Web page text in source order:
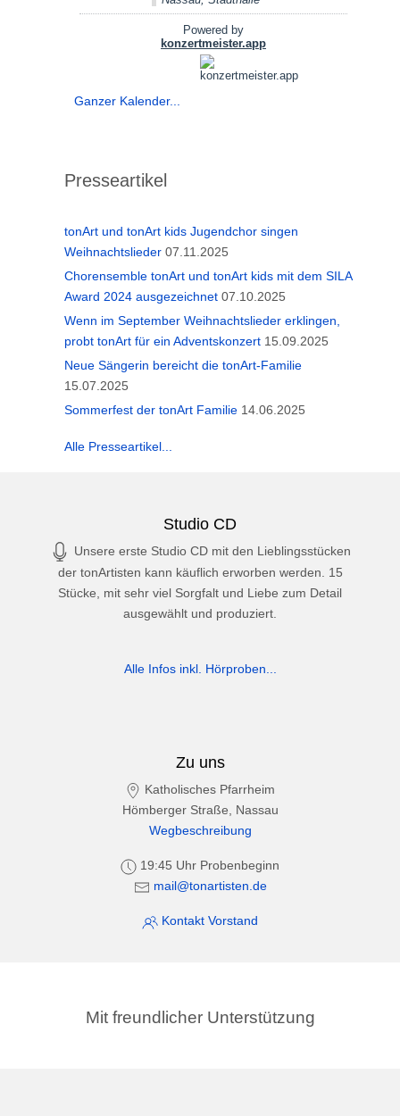
Ganzer Kalender...
Presseartikel
tonArt und tonArt kids Jugendchor singen
Weihnachtslieder 07.11.2025
Chorensemble tonArt und tonArt kids mit dem SILA
Award 2024 ausgezeichnet 07.10.2025
Wenn im September Weihnachtslieder erklingen,
probt tonArt für ein Adventskonzert 15.09.2025
Neue Sängerin bereicht die tonArt-Familie
15.07.2025
Sommerfest der tonArt Familie 14.06.2025
Alle Presseartikel...
Studio CD
Unsere erste Studio CD mit den Lieblingsstücken
der tonArtisten kann käuflich erworben werden. 15
Stücke, mit sehr viel Sorgfalt und Liebe zum Detail
ausgewählt und produziert.
Alle Infos inkl. Hörproben...
Zu uns
Katholisches Pfarrheim
Hömberger Straße, Nassau
Wegbeschreibung
19:45 Uhr Probenbeginn
mail@tonartisten.de
Kontakt Vorstand
Mit freundlicher Unterstützung